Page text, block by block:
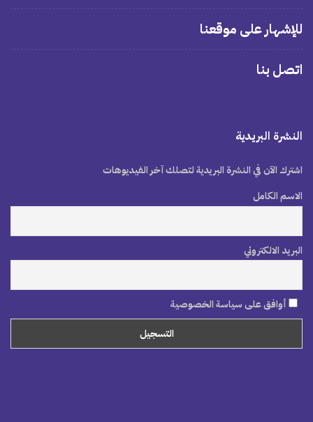
للإشهار على موقعنا
اتصل بنا
النشرة البريدية
اشترك الآن في النشرة البريدية لتصلك آخر الفيديوهات
الاسم الكامل
البريد الالكتروني
أوافق على سياسة الخصوصية